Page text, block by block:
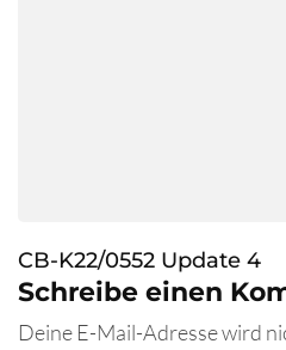
CB-K22/0552 Update 4
Schreibe einen
Deine E-Mail-Adresse wird